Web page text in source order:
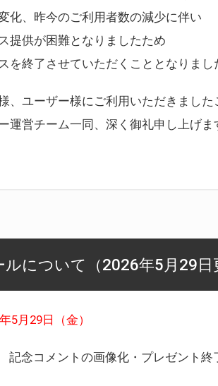
化、昨今のご利用者数の減少に伴い
提供が困難となりましたため
を終了させていただくこととなりまし
、ユーザー様にご利用いただきました
運営チーム一同、深く御礼申し上げま
について（2026年5月29日
5月29日（金）
記念コメントの画像化・プレゼント終